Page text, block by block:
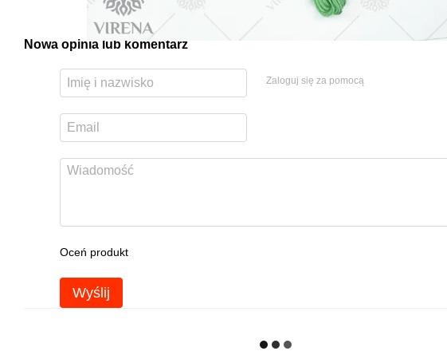
Nowa opinia lub komentarz
Zaloguj się za pomocą
Oceń produkt
Wyślij